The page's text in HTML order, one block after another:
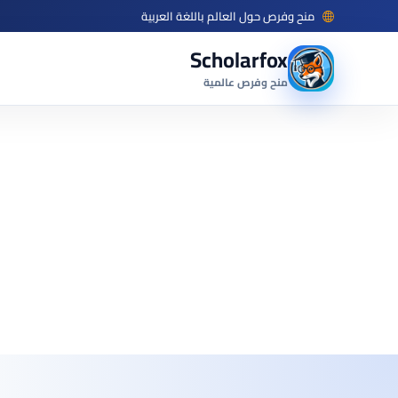
منح وفرص حول العالم باللغة العربية
Scholarfox
منح وفرص عالمية